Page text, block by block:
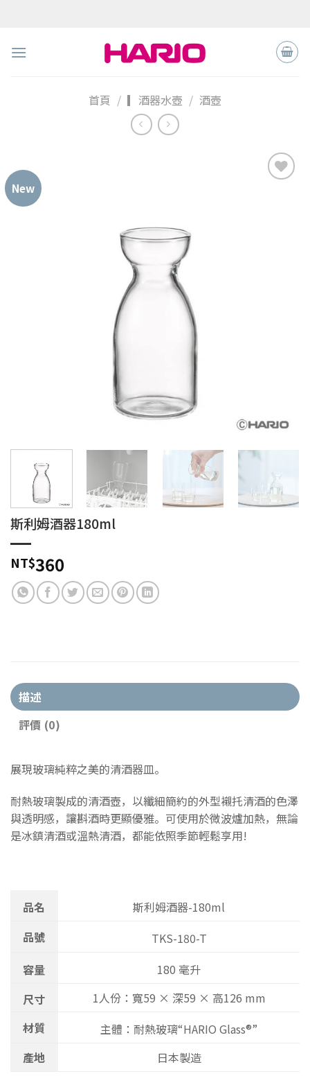
首頁 / ▎酒器水壺 / 酒壺
New
斯利姆酒器180ml
NT$360
描述
評價 (0)
展現玻璃純粹之美的清酒器皿。
耐熱玻璃製成的清酒壺，以纖細簡約的外型襯托清酒的色澤
與透明感，讓斟酒時更顯優雅。可使用於微波爐加熱，無論
是冰鎮清酒或溫熱清酒，都能依照季節輕鬆享用!
品名
斯利姆酒器-180ml
品號
TKS-180-T
容量
180 毫升
尺寸
1人份：寬59 × 深59 × 高126 mm
材質
主體：耐熱玻璃“HARIO Glass®”
產地
日本製造